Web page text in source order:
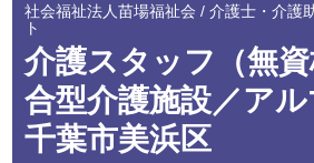
社会福祉法人苗場福祉会 / 介護士・介護
ト
介護スタッフ（無
合型介護施設／アル
千葉市美浜区